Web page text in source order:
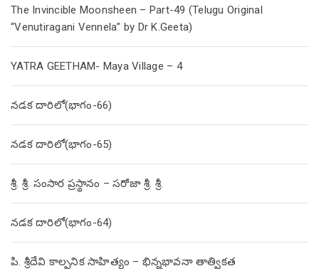
The Invincible Moonsheen – Part-49 (Telugu Original
“Venutiragani Vennela” by Dr K.Geeta)
YATRA GEETHAM- Maya Village – 4
నడక దారిలో(భాగం-66)
నడక దారిలో(భాగం-65)
శ్రీ. శ్రీ. సంసార ప్రస్థానం – సరోజా శ్రీ. శ్రీ.
నడక దారిలో(భాగం-64)
పి. శ్రీదేవి కాల్పనిక సాహిత్యం – భిన్నభావనా తాత్వికత